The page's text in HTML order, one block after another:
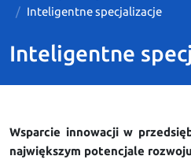
Inteligentne specjalizacje
Inteligentne
Wsparcie innowacji w
największym potencjale